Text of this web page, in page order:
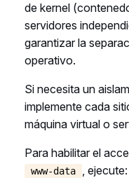
de kernel
servidores
garantizar la
operativo.
Si necesita un
implemente cada
máquina virtual o
Para habilitar el
www-data , ejecute: